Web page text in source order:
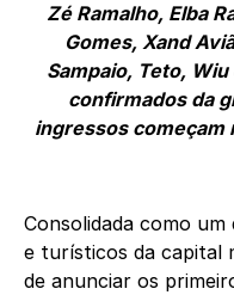
Zé Ramalho, Elba
Gomes, Xand
Sampaio, Teto,
confirmados da
ingressos começam
Consolidada como
e turísticos da capital
de anunciar os